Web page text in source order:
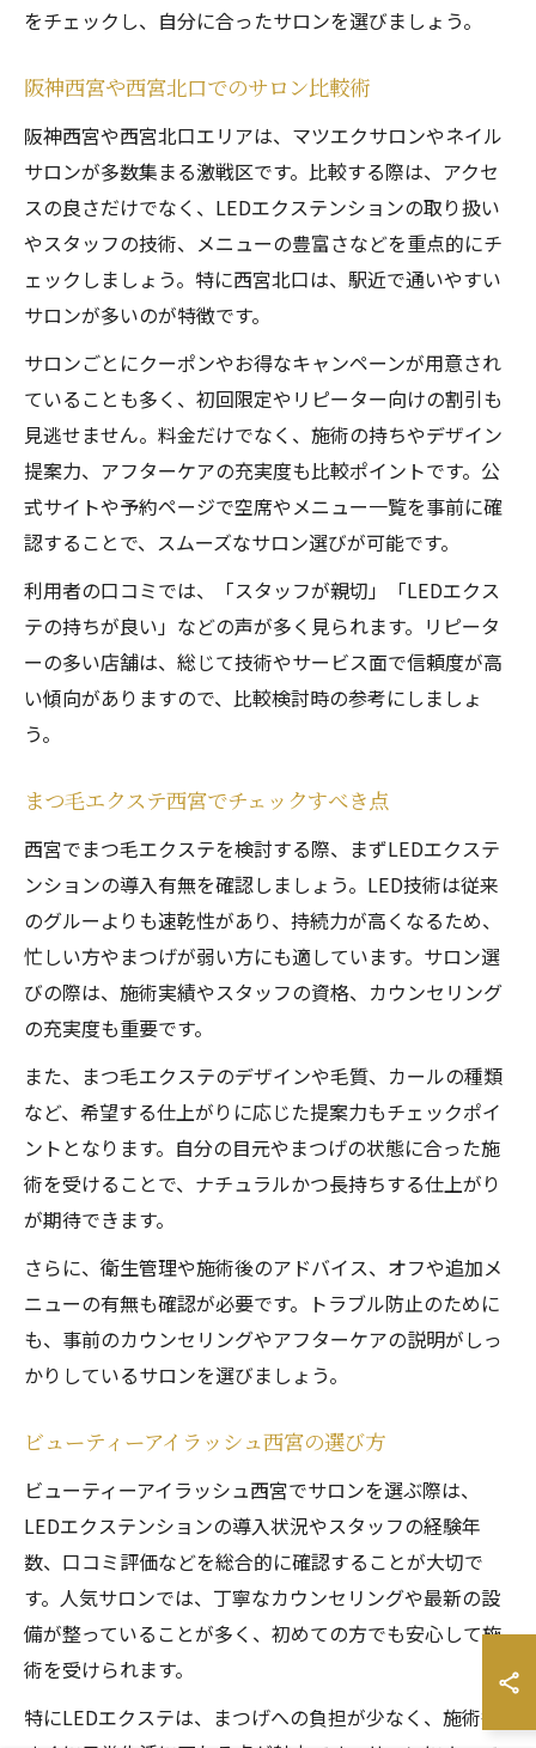
をチェックし、自分に合ったサロンを選びましょう。
阪神西宮や西宮北口でのサロン比較術
阪神西宮や西宮北口エリアは、マツエクサロンやネイル
サロンが多数集まる激戦区です。比較する際は、アクセ
スの良さだけでなく、LEDエクステンションの取り扱い
やスタッフの技術、メニューの豊富さなどを重点的にチ
ェックしましょう。特に西宮北口は、駅近で通いやすい
サロンが多いのが特徴です。
サロンごとにクーポンやお得なキャンペーンが用意され
ていることも多く、初回限定やリピーター向けの割引も
見逃せません。料金だけでなく、施術の持ちやデザイン
提案力、アフターケアの充実度も比較ポイントです。公
式サイトや予約ページで空席やメニュー一覧を事前に確
認することで、スムーズなサロン選びが可能です。
利用者の口コミでは、「スタッフが親切」「LEDエクス
テの持ちが良い」などの声が多く見られます。リピータ
ーの多い店舗は、総じて技術やサービス面で信頼度が高
い傾向がありますので、比較検討時の参考にしましょ
う。
まつ毛エクステ西宮でチェックすべき点
西宮でまつ毛エクステを検討する際、まずLEDエクステ
ンションの導入有無を確認しましょう。LED技術は従来
のグルーよりも速乾性があり、持続力が高くなるため、
忙しい方やまつげが弱い方にも適しています。サロン選
びの際は、施術実績やスタッフの資格、カウンセリング
の充実度も重要です。
また、まつ毛エクステのデザインや毛質、カールの種類
など、希望する仕上がりに応じた提案力もチェックポイ
ントとなります。自分の目元やまつげの状態に合った施
術を受けることで、ナチュラルかつ長持ちする仕上がり
が期待できます。
さらに、衛生管理や施術後のアドバイス、オフや追加メ
ニューの有無も確認が必要です。トラブル防止のために
も、事前のカウンセリングやアフターケアの説明がしっ
かりしているサロンを選びましょう。
ビューティーアイラッシュ西宮の選び方
ビューティーアイラッシュ西宮でサロンを選ぶ際は、
LEDエクステンションの導入状況やスタッフの経験年
数、口コミ評価などを総合的に確認することが大切で
す。人気サロンでは、丁寧なカウンセリングや最新の設
備が整っていることが多く、初めての方でも安心して施
術を受けられます。
特にLEDエクステは、まつげへの負担が少なく、施術後